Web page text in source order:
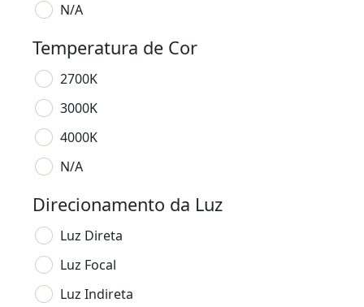
N/A
Temperatura de Cor
2700K
3000K
4000K
N/A
Direcionamento da Luz
Luz Direta
Luz Focal
Luz Indireta